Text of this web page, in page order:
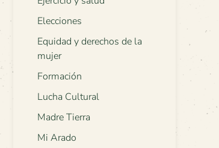
Elecciones
Equidad y derechos de la
mujer
Formación
Lucha Cultural
Madre Tierra
Mi Arado